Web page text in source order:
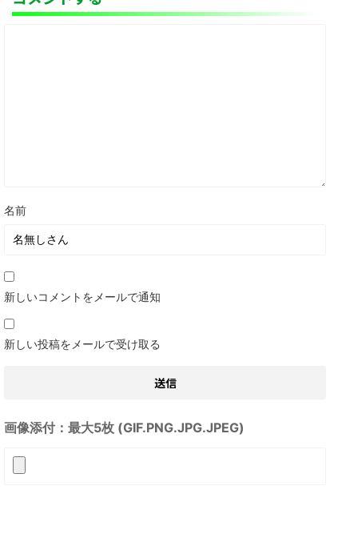
名前
新しいコメントをメールで通知
新しい投稿をメールで受け取る
画像添付：最大5枚 (GIF.PNG.JPG.JPEG)